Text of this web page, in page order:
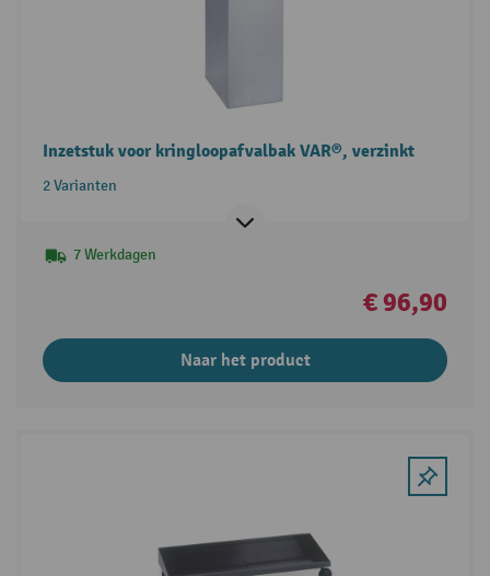
Inzetstuk voor kringloopafvalbak VAR®, verzinkt
2 Varianten
7 Werkdagen
€ 96,90
Naar het product